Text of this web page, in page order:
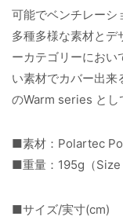
可能でベンチレーシ
多種多様な素材とデ
ーカテゴリーにおい
い素材でカバー出来
のWarm series とし
■素材：Polartec
■重量：195g（Size
■サイズ/実寸(cm)